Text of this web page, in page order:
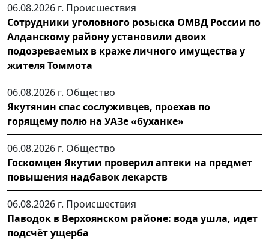
06.08.2026 г. Происшествия
Сотрудники уголовного розыска ОМВД России по
Алданскому району установили двоих
подозреваемых в краже личного имущества у
жителя Томмота
06.08.2026 г. Общество
Якутянин спас сослуживцев, проехав по
горящему полю на УАЗе «буханке»
06.08.2026 г. Общество
Госкомцен Якутии проверил аптеки на предмет
повышения надбавок лекарств
06.08.2026 г. Происшествия
Паводок в Верхоянском районе: вода ушла, идет
подсчёт ущерба